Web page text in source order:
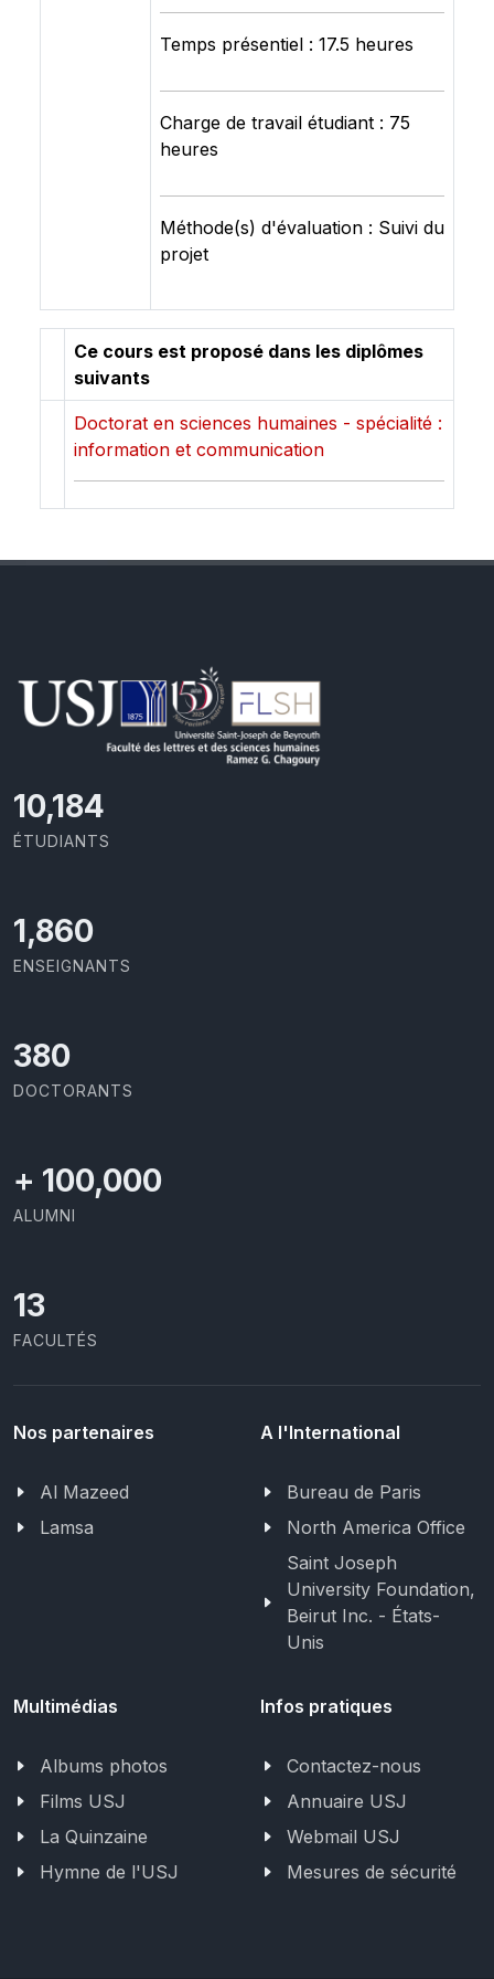
Temps présentiel : 17.5 heures
Charge de travail étudiant : 75
heures
Méthode(s) d'évaluation : Suivi du
projet
Ce cours est proposé dans les diplômes
suivants
Doctorat en sciences humaines - spécialité :
information et communication
10,801
ÉTUDIANTS
1,973
ENSEIGNANTS
403
DOCTORANTS
+ 100,000
ALUMNI
13
FACULTÉS
Nos partenaires
Al Mazeed
Lamsa
A l'International
Bureau de Paris
North America Office
Saint Joseph
University Foundation,
Beirut Inc. - États-
Unis
Multimédias
Albums photos
Films USJ
La Quinzaine
Hymne de l'USJ
Infos pratiques
Contactez-nous
Annuaire USJ
Webmail USJ
Mesures de sécurité